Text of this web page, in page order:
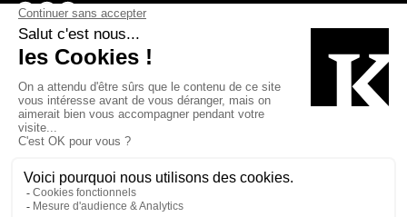
Page Facebook de Kollectif
Page Instagram de Kollectif
Page Linkedin de Kollectif
Bâtiment-Durable-Québec-1
Esquisses-1IRAC-1
MP-1 v2com-1